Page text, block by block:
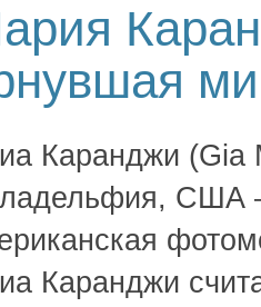
Каранджи (Gia
США
Каранджи